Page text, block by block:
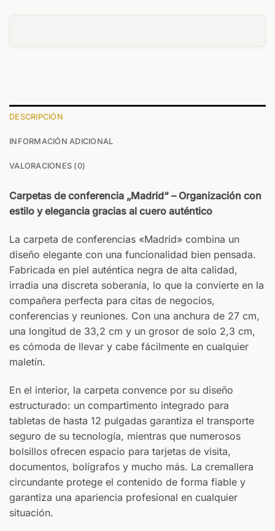
DESCRIPCIÓN
INFORMACIÓN ADICIONAL
VALORACIONES (0)
Carpetas de conferencia „Madrid“ – Organización con
estilo y elegancia gracias al cuero auténtico
La carpeta de conferencias «Madrid» combina un
diseño elegante con una funcionalidad bien pensada.
Fabricada en piel auténtica negra de alta calidad,
irradia una discreta soberanía, lo que la convierte en la
compañera perfecta para citas de negocios,
conferencias y reuniones. Con una anchura de 27 cm,
una longitud de 33,2 cm y un grosor de solo 2,3 cm,
es cómoda de llevar y cabe fácilmente en cualquier
maletín.
En el interior, la carpeta convence por su diseño
estructurado: un compartimento integrado para
tabletas de hasta 12 pulgadas garantiza el transporte
seguro de su tecnología, mientras que numerosos
bolsillos ofrecen espacio para tarjetas de visita,
documentos, bolígrafos y mucho más. La cremallera
circundante protege el contenido de forma fiable y
garantiza una apariencia profesional en cualquier
situación.